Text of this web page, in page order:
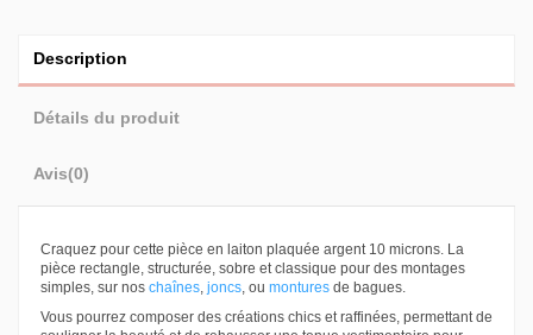
Description
Détails du produit
Avis(0)
Craquez pour cette pièce en laiton plaquée argent 10 microns. La
pièce rectangle, structurée, sobre et classique pour des montages
simples, sur nos chaînes joncs , ou montures de bagues.
Vous pourrez composer des créations chics et raffinées, permettant de